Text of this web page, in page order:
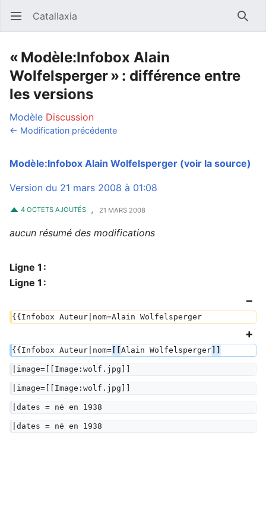
Ouvrir le menu principal Catallaxia
« Modèle:Infobox Alain
Wolfelsperger » : différence entre
les versions
Modèle Discussion
← Modification précédente
Modèle:Infobox Alain Wolfelsperger (voir la source)
Version du 21 mars 2008 à 01:08
4 OCTETS AJOUTÉS , 21 MARS 2008
aucun résumé des modifications
Ligne 1 :
Ligne 1 :
{{Infobox Auteur|nom=Alain Wolfelsperger
{{Infobox Auteur|nom= Alain Wolfelsperger
|image=[[Image:wolf.jpg]]
|image=[[Image:wolf.jpg]]
|dates = né en 1938
|dates = né en 1938